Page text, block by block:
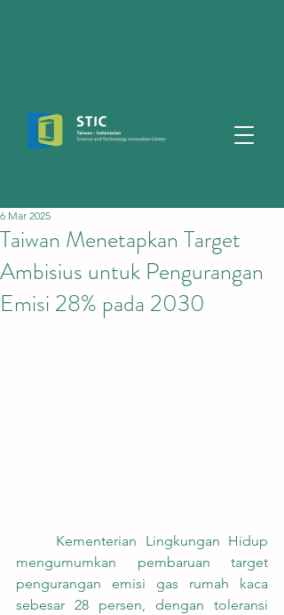
Taiwan Menetapkan Target
Ambisius untuk Pengurangan
Emisi 28% pada 2030
6 Mar 2025
mengumumkan pembaruan target
pengurangan emisi gas rumah kaca
sebesar 28 persen, dengan toleransi